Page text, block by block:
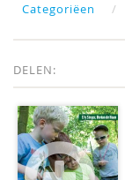
Categoriëen
DELEN: